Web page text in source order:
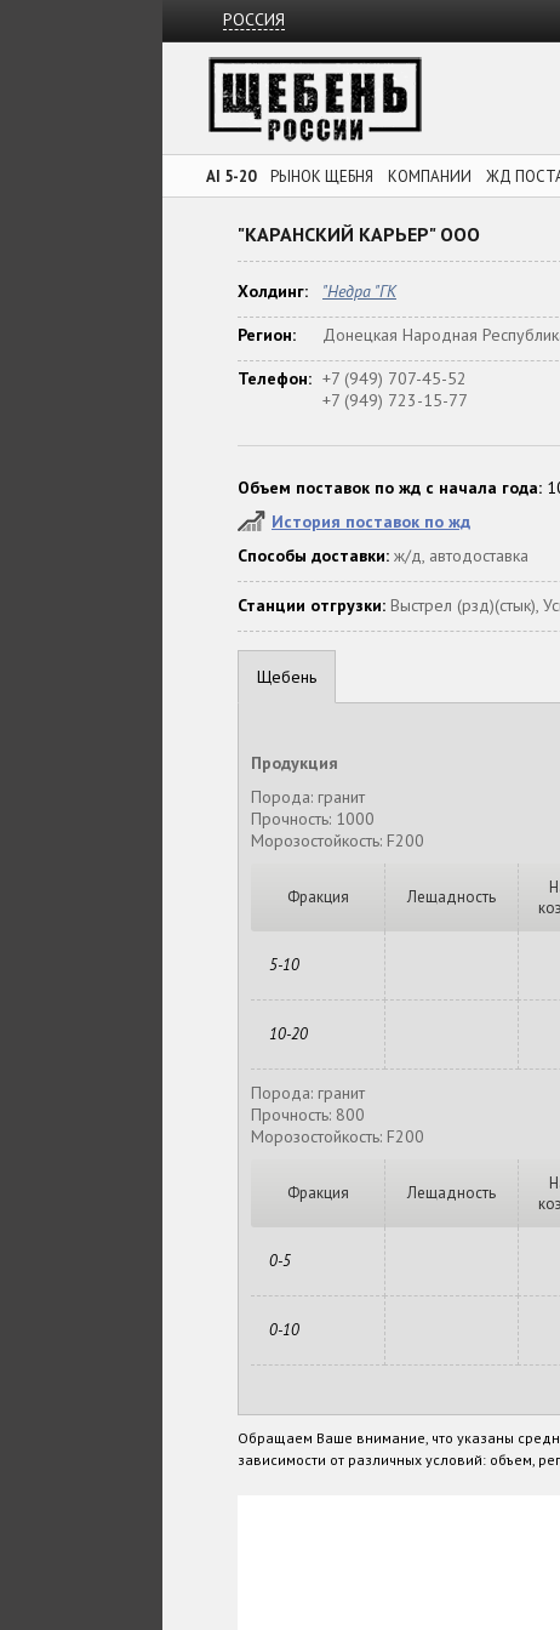
РОССИЯ
AI 5-20 РЫНОК ЩЕБНЯ КОМПАНИИ ЖД
"КАРАНСКИЙ КАРЬЕР" ООО
Холдинг:
"Недра "ГК
Регион:
Донецкая Народная
Телефон: +7 (949) 707-45-52
+7 (949) 723-15-77
Объем поставок по жд с начала года:
История поставок по жд
Способы доставки: ж/д, автодоставка
Станции отгрузки: Выстрел (рзд)(стык),
Щебень
Продукция
Порода: гранит
Прочность: 1000
Морозостойкость: F200
Фракция Лещадность
5-10
10-20
Порода: гранит
Прочность: 800
Морозостойкость: F200
Фракция Лещадность
0-5
0-10
Обращаем Ваше внимание, что указаны
зависимости от различных условий: объем,